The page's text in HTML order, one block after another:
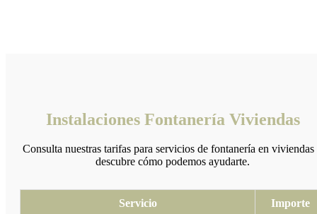
Instalaciones Fontanería Viviendas
Consulta nuestras tarifas para servicios de fontanería en viviendas
descubre cómo podemos ayudarte.
Servicio Importe